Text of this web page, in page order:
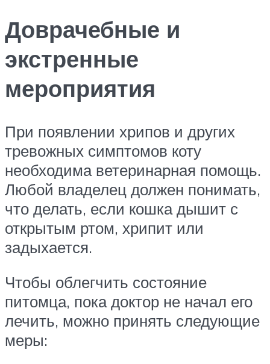
Доврачебные и
экстренные
мероприятия
При появлении хрипов и других
тревожных симптомов коту
необходима ветеринарная помощь.
Любой владелец должен понимать,
что делать, если кошка дышит с
открытым ртом, хрипит или
задыхается.
Чтобы облегчить состояние
питомца, пока доктор не начал его
лечить, можно принять следующие
меры: